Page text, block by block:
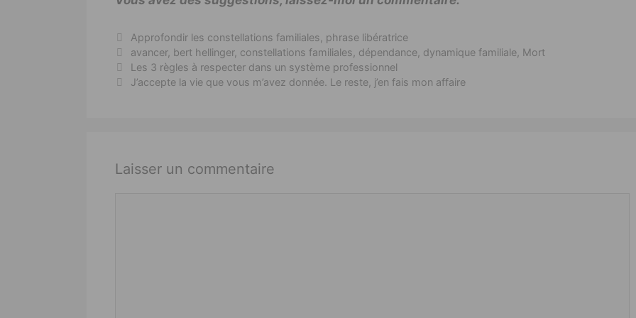
Catégories
Approfondir les constellations familiales phrase libératrice
Étiquettes
avancer, bert hellinger, constellations familiales dépendance, dynamique familiale, Mort
Les 3 règles à respecter dans un système professionnel
J’accepte la vie que vous m’avez donnée. Le reste, j’en fais mon affaire
Laisser un commentaire